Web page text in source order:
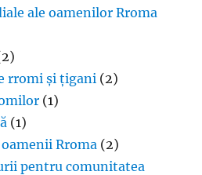
ale oamenilor Rroma
rromi și țigani (2)
(1)
(1)
Rroma (2)
pentru comunitatea